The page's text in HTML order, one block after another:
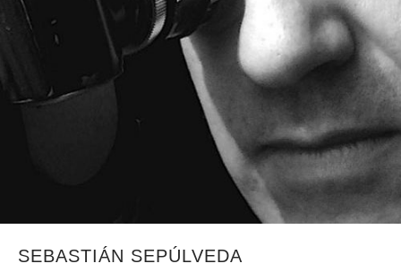
SEBASTIÁN SEPÚLVEDA